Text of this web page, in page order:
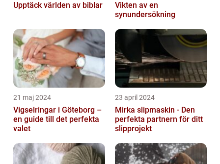
Upptäck världen av biblar
Vikten av en
synundersökning
21 maj 2024
Vigselringar i Göteborg –
en guide till det perfekta
valet
23 april 2024
Mirka slipmaskin - Den
perfekta partnern för ditt
slipprojekt